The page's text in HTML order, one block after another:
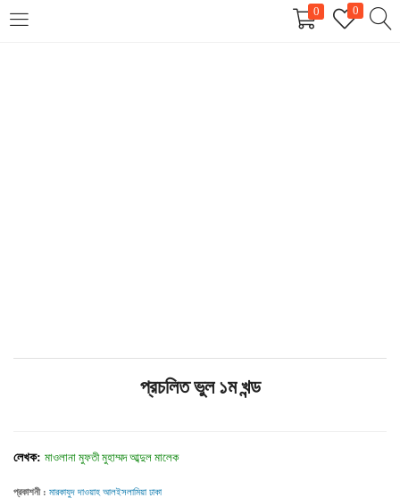
0
0
REGISTER
প্রচলিত ভুল ১ম খন্ড
লেখক: মাওলানা মুফতী মুহাম্মদ আব্দুল মালেক
প্রকাশনী : মারকাযুদ দাওয়াহ আলইসলামিয়া ঢাকা